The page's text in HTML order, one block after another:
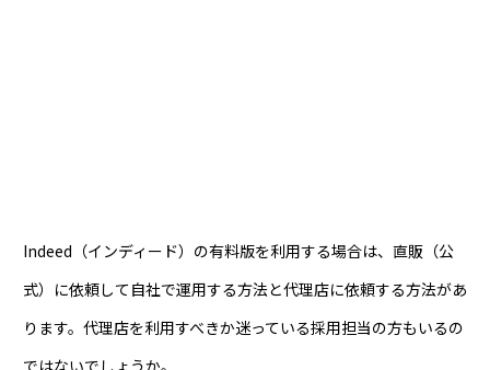
Indeed（インディード）の有料版を利用する場合は、直販（公
式）に依頼して自社で運用する方法と代理店に依頼する方法があ
ります。代理店を利用すべきか迷っている採用担当の方もいるの
ではないでしょうか。